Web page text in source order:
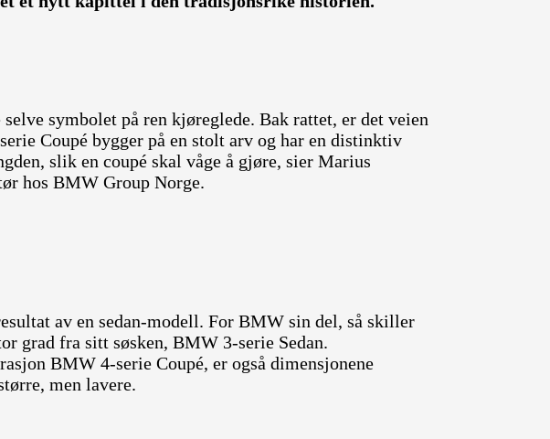
symbolet på ren kjøreglede. Bak rattet, er det veien
Coupé bygger på en stolt arv og har en distinktiv
slik en coupé skal våge å gjøre, sier Marius
hos BMW Group Norge.
av en sedan-modell. For BMW sin del, så skiller
grad fra sitt søsken, BMW 3-serie Sedan.
BMW 4-serie Coupé, er også dimensjonene
men lavere.